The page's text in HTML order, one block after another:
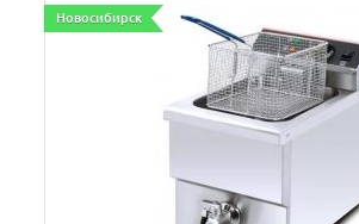
Новосибирск